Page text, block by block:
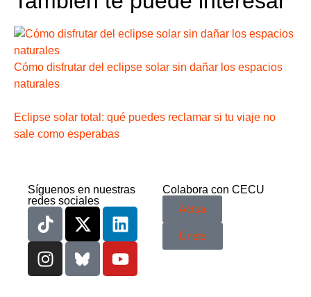
Cómo disfrutar del eclipse solar sin dañar los espacios
naturales
Eclipse solar total: qué puedes reclamar si tu viaje no
sale como esperabas
Síguenos en nuestras
redes sociales
Colabora con CECU
Actúa
Únete